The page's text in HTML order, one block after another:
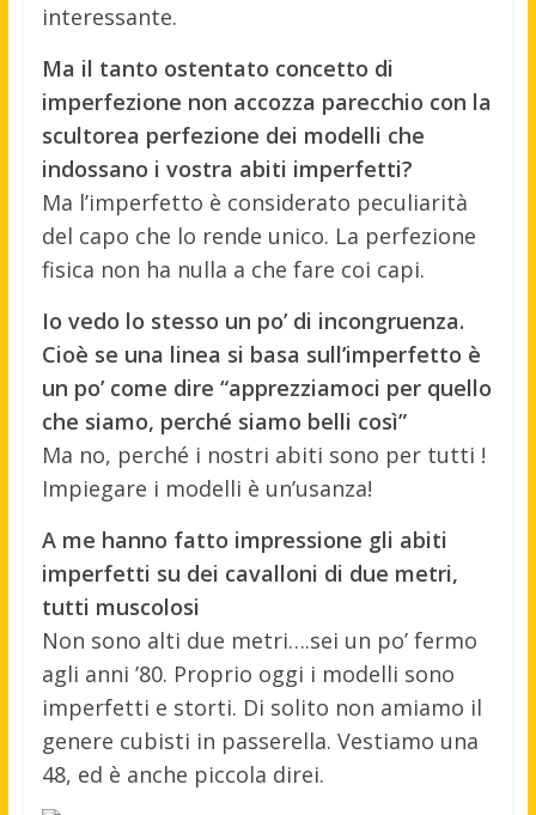
interessante.
Ma il tanto ostentato concetto di
imperfezione non accozza parecchio con la
scultorea perfezione dei modelli che
indossano i vostra abiti imperfetti?
Ma l’imperfetto è considerato peculiarità
del capo che lo rende unico. La perfezione
fisica non ha nulla a che fare coi capi.
Io vedo lo stesso un po’ di incongruenza.
Cioè se una linea si basa sull’imperfetto è
un po’ come dire “apprezziamoci per quello
che siamo, perché siamo belli così”
Ma no, perché i nostri abiti sono per tutti !
Impiegare i modelli è un’usanza!
A me hanno fatto impressione gli abiti
imperfetti su dei cavalloni di due metri,
tutti muscolosi
Non sono alti due metri….sei un po’ fermo
agli anni ’80. Proprio oggi i modelli sono
imperfetti e storti. Di solito non amiamo il
genere cubisti in passerella. Vestiamo una
48, ed è anche piccola direi.